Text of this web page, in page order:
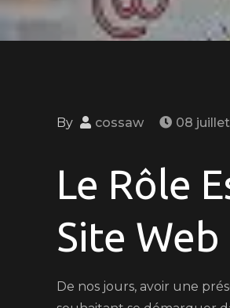
By cossaw 08
Le Rôle
Site Web
De nos jours, avoir une